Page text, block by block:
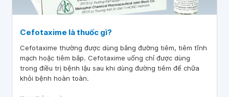
Cefotaxime là thuốc gì?
Cefotaxime thường được dùng bằng đường tiêm, tiêm tĩnh
mạch hoặc tiêm bắp. Cefotaxime uống chỉ được dùng
trong điều trị bệnh lậu sau khi dùng đường tiêm để chữa
khỏi bệnh hoàn toàn.